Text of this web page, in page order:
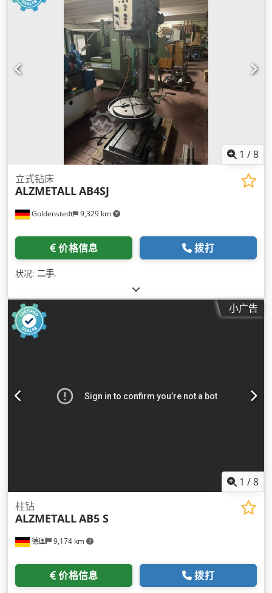
1 /8
Goldenstedt 9,329 km
立式钻床
ALZMETALLAB4SJ
价格信息 拨打
状况: 二手,
小广告
1 /8
德国 9,174 km
柱钻
ALZMETALLAB5 S
价格信息 拨打